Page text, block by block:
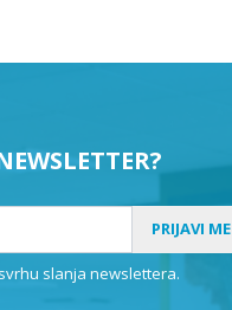
PRIJAVI ME
slanja newslettera.